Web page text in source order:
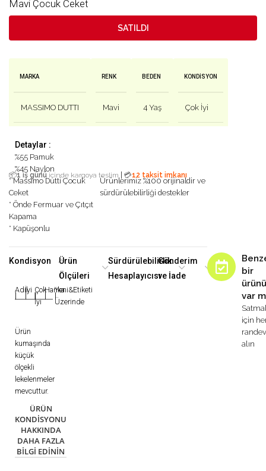
Mavi Çocuk Ceket
SATILDI
MARKA
MASSIMO DUTTI
RENK
Mavi
BEDEN
4 Yaş
KONDISYON
Çok İyi
Detaylar :
%55 Pamuk
%45 Naylon
📦1 iş günü içinde kargoya teslim 💳12 taksit imkanı
* Massimo Dutti Çocuk
Ceket
* Önde Fermuar ve Çıtçıt
Kapama
* Kapüşonlu
Ürünlerimiz %100 orijinaldir ve
sürdürülebilirliği destekler
Kondisyon
Adilİyi
|
Çok
İyi
Harika
|
Yeni&Etiketi
Üzerinde
Ürün
kumaşında
küçük
ölçekli
lekelenmeler
mevcuttur.
ÜRÜN
KONDISYONU
HAKKINDA
DAHA FAZLA
BILGI EDININ
Ürün
Ölçüleri
Sürdürülebilirlik
Hesaplayıcısı
Gönderim
ve İade
bir
var
için
alın